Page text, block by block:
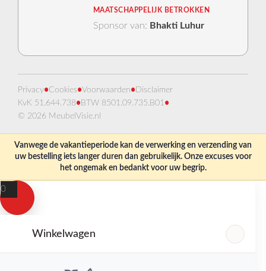
MAATSCHAPPELIJK BETROKKEN
Sponsor van: Bhakti Luhur
Privacy•Cookies•Voorwaarden• Disclaimer
KvK 51.644.738• BTW 8501.09.735.B01 •
© 2026 MeubelVisie.nl
Vanwege de vakantieperiode kan de verwerking en verzending van
uw bestelling iets langer duren dan gebruikelijk. Onze excuses voor
het ongemak en bedankt voor uw begrip.
0
Winkelwagen